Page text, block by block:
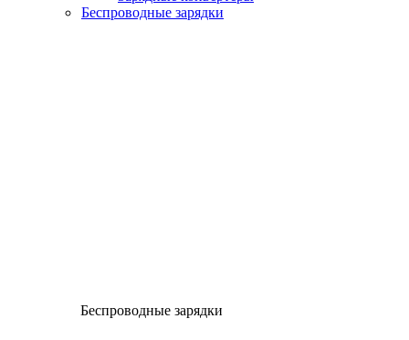
Беспроводные зарядки
Беспроводные зарядки